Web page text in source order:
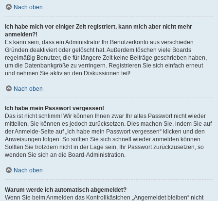
Nach oben
Ich habe mich vor einiger Zeit registriert, kann mich aber nicht mehr
anmelden?!
Es kann sein, dass ein Administrator Ihr Benutzerkonto aus verschieden
Gründen deaktiviert oder gelöscht hat. Außerdem löschen viele Boards
regelmäßig Benutzer, die für längere Zeit keine Beiträge geschrieben haben,
um die Datenbankgröße zu verringern. Registrieren Sie sich einfach erneut
und nehmen Sie aktiv an den Diskussionen teil!
Nach oben
Ich habe mein Passwort vergessen!
Das ist nicht schlimm! Wir können Ihnen zwar Ihr altes Passwort nicht wieder
mitteilen, Sie können es jedoch zurücksetzen. Dies machen Sie, indem Sie auf
der Anmelde-Seite auf „Ich habe mein Passwort vergessen“ klicken und den
Anweisungen folgen. So sollten Sie sich schnell wieder anmelden können.
Sollten Sie trotzdem nicht in der Lage sein, Ihr Passwort zurückzusetzen, so
wenden Sie sich an die Board-Administration.
Nach oben
Warum werde ich automatisch abgemeldet?
Wenn Sie beim Anmelden das Kontrollkästchen „Angemeldet bleiben“ nicht